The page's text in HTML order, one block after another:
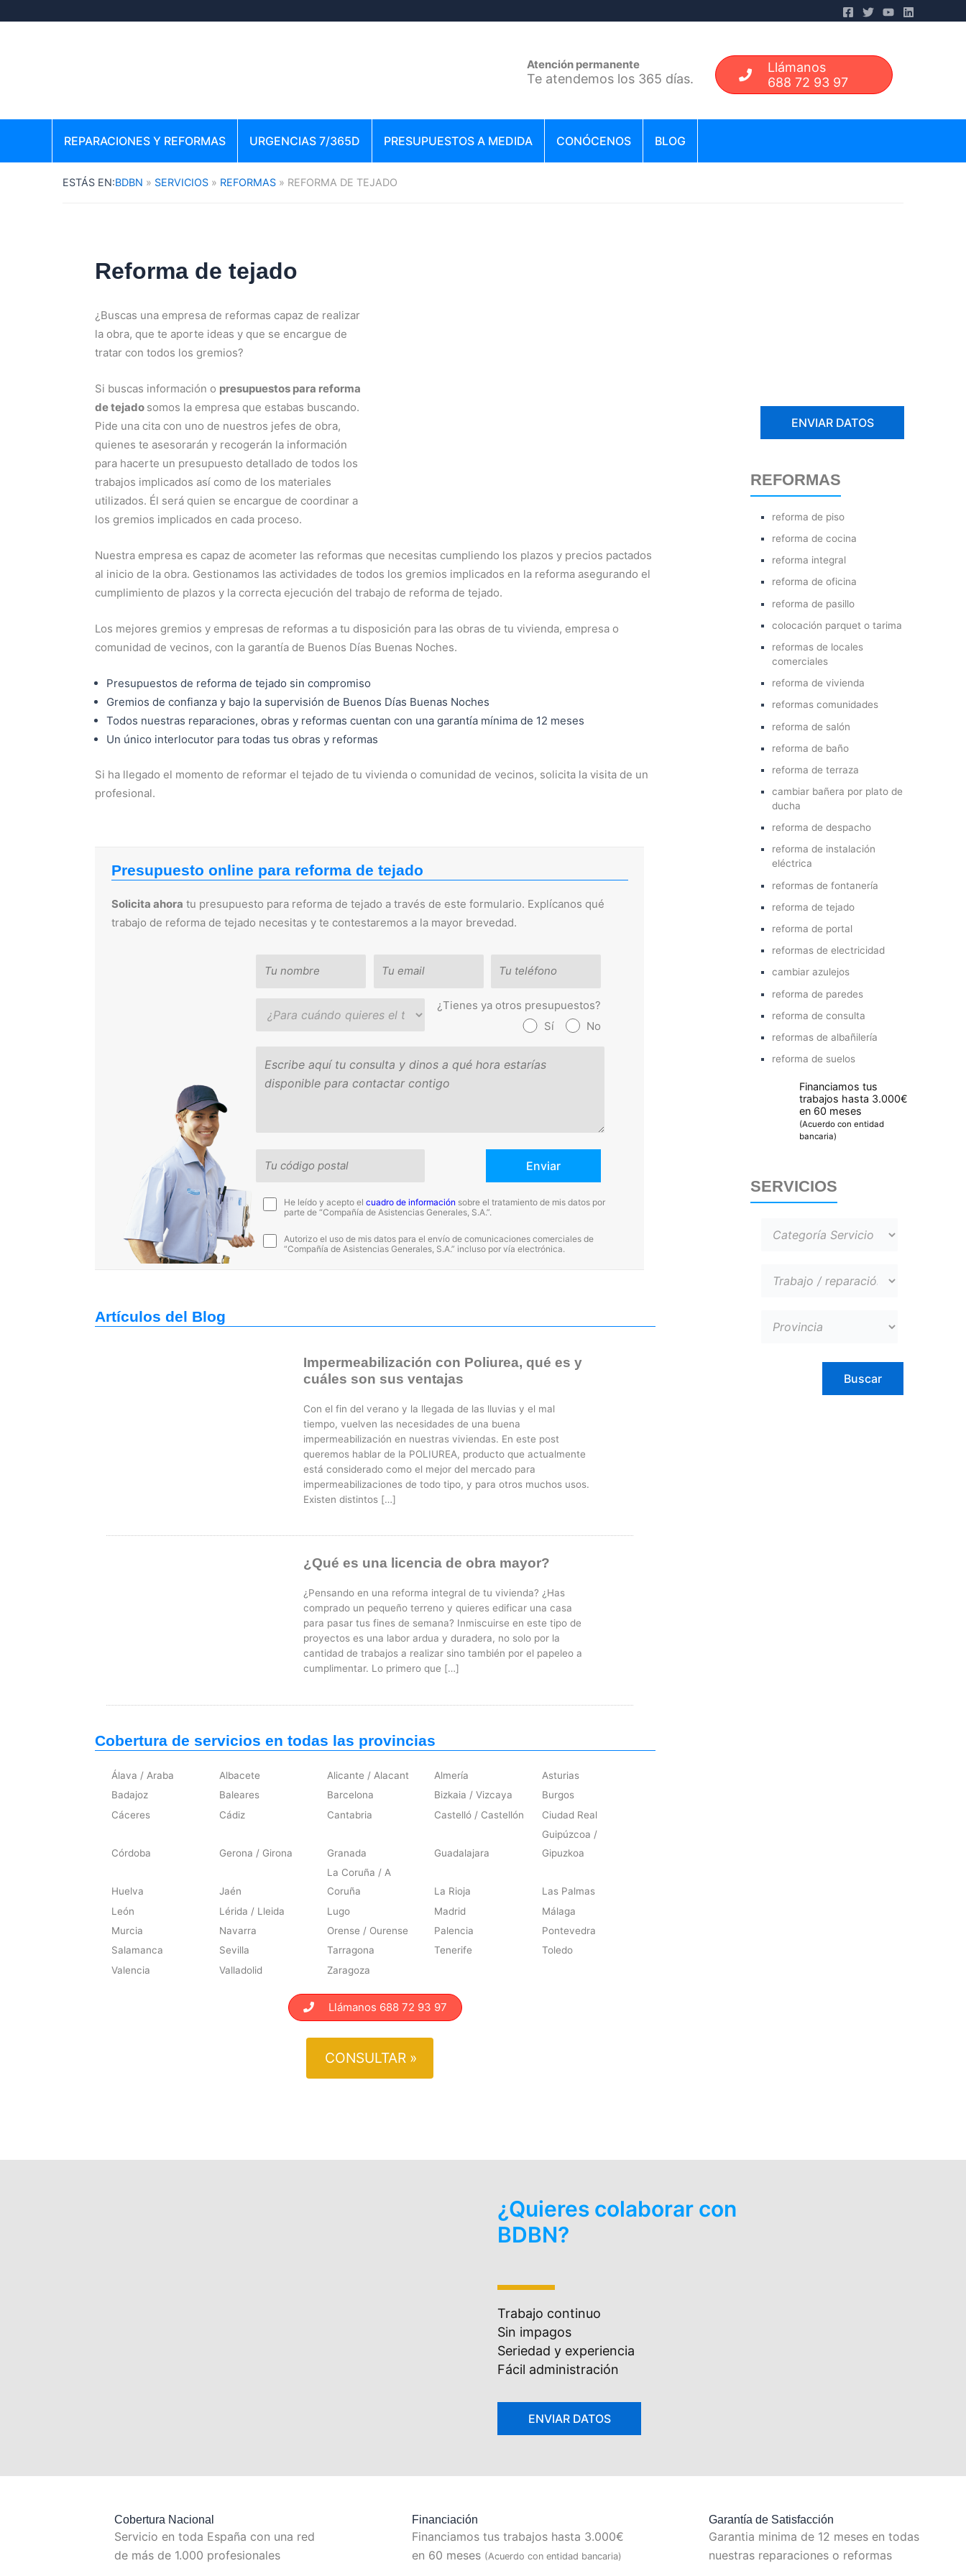
Atención permanente
Te atendemos los 365 días.
Llámanos
688 72 93 97
REPARACIONES Y REFORMAS URGENCIAS 7/365D PRESUPUESTOS A MEDIDA CONÓCENOS BLOG
BDBN SERVICIOS REFORMAS REFORMA DE TEJADO
Reforma de tejado
¿Buscas una empresa de reformas capaz de realizar
la obra, que te aporte ideas y que se encargue de
tratar con todos los gremios?
Si buscas información o presupuestos para reforma
de tejado somos la empresa que estabas buscando.
Pide una cita con uno de nuestros jefes de obra,
quienes te asesorarán y recogerán la información
para hacerte un presupuesto detallado de todos los
trabajos implicados así como de los materiales
utilizados. Él será quien se encargue de coordinar a
los gremios implicados en cada proceso.
Nuestra empresa es capaz de acometer las reformas que necesitas cumpliendo los plazos y precios pactados
al inicio de la obra. Gestionamos las actividades de todos los gremios implicados en la reforma asegurando el
cumplimiento de plazos y la correcta ejecución del trabajo de reforma de tejado.
Los mejores gremios y empresas de reformas a tu disposición para las obras de tu vivienda, empresa o
comunidad de vecinos, con la garantía de Buenos Días Buenas Noches.
Presupuestos de reforma de tejado sin compromiso
Gremios de confianza y bajo la supervisión de Buenos Días Buenas Noches
Todos nuestras reparaciones, obras y reformas cuentan con una garantía mínima de 12 meses
Un único interlocutor para todas tus obras y reformas
Si ha llegado el momento de reformar el tejado de tu vivienda o comunidad de vecinos, solicita la visita de un
profesional.
Presupuesto online para reforma de tejado
Solicita ahora tu presupuesto para reforma de tejado a través de este formulario. Explícanos qué
trabajo de reforma de tejado necesitas y te contestaremos a la mayor brevedad.
¿Tienes ya otros presupuestos?
Sí
No
He leído y acepto elcuadro de información sobre el tratamiento de mis datos por
parte de “Compañía de Asistencias Generales, S.A.”.
Autorizo el uso de mis datos para el envío de comunicaciones comerciales de
“Compañía de Asistencias Generales, S.A.” incluso por vía electrónica.
Artículos del Blog
Impermeabilización con Poliurea, qué es y
cuáles son sus ventajas
Con el fin del verano y la llegada de las lluvias y el mal
tiempo, vuelven las necesidades de una buena
impermeabilización en nuestras viviendas. En este post
queremos hablar de la POLIUREA, producto que actualmente
está considerado como el mejor del mercado para
impermeabilizaciones de todo tipo, y para otros muchos usos.
Existen distintos […]
¿Qué es una licencia de obra mayor?
¿Pensando en una reforma integral de tu vivienda? ¿Has
comprado un pequeño terreno y quieres edificar una casa
para pasar tus fines de semana? Inmiscuirse en este tipo de
proyectos es una labor ardua y duradera, no solo por la
cantidad de trabajos a realizar sino también por el papeleo a
cumplimentar. Lo primero que […]
Cobertura de servicios en todas las provincias
Álava / Araba Albacete Alicante / Alacant Almería
Asturias
Badajoz
Baleares Barcelona Bizkaia / Vizcaya
Burgos
Cáceres
Cádiz Cantabria Castelló / Castellón Ciudad Real
Córdoba Gerona / Girona Granada Guadalajara
Guipúzcoa /
Gipuzkoa
Huelva Jaén
La Coruña / A
Coruña
La Rioja
Las Palmas
León
Lérida / Lleida Lugo Madrid
Málaga
Murcia
Navarra Orense / Ourense Palencia
Pontevedra
Salamanca
Sevilla Tarragona Tenerife
Toledo
Valencia
Valladolid Zaragoza
Llámanos 688 72 93 97
CONSULTAR »
REFORMAS
reforma de piso
reforma de cocina
reforma integral
reforma de oficina
reforma de pasillo
colocación parquet o tarima
reformas de locales
comerciales
reforma de vivienda
reformas comunidades
reforma de salón
reforma de baño
reforma de terraza
cambiar bañera por plato de
ducha
reforma de despacho
reforma de instalación
eléctrica
reformas de fontanería
reforma de tejado
reforma de portal
reformas de electricidad
cambiar azulejos
reforma de paredes
reforma de consulta
reformas de albañilería
reforma de suelos
Financiamos tus
trabajos hasta 3.000€
en 60 meses
(Acuerdo con entidad
bancaria)
SERVICIOS
¿Quieres colaborar con
BDBN?
Trabajo continuo
Sin impagos
Seriedad y experiencia
Fácil administración
Cobertura Nacional
Servicio en toda España con una red
de más de 1.000 profesionales
Financiación
Financiamos tus trabajos hasta 3.000€
en 60 meses (Acuerdo con entidad bancaria)
Garantía de Satisfacción
Garantia minima de 12 meses en todas
nuestras reparaciones o reformas